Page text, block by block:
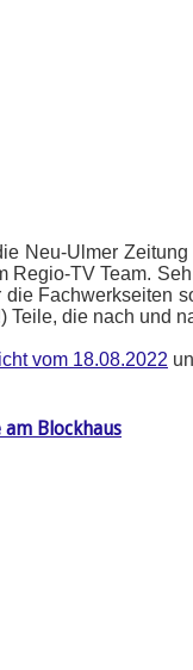
Neu-Ulmer
Regio-TV Team.
Fachwerkseiten
Teile, die nach und
vom 18.08.2022
Blockhaus